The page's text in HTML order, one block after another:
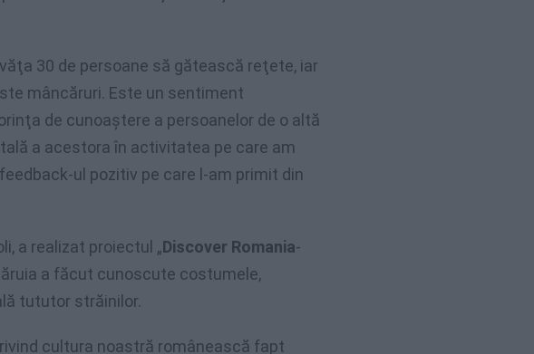
30 de persoane să gătească reţete, iar
mâncăruri. Este un sentiment
de cunoaştere a persoanelor de o altă
a acestora în activitatea pe care am
ul pozitiv pe care l-am primit din
a realizat proiectul „Discover Romania-
a făcut cunoscute costumele,
tututor străinilor.
cultura noastră românească fapt